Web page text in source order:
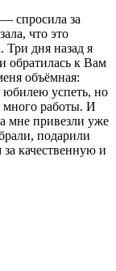
спросила за
что это
Три дня назад я
обратилась к Вам
объёмная:
юбилею успеть, но
много работы. И
мне привезли уже
подарили
качественную и